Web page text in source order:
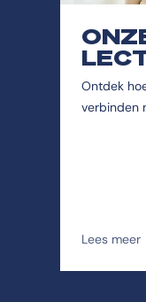
Ontdek
verbinden
Lees meer